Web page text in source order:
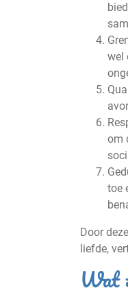
wel
om
toe
Door
liefde,
Wat